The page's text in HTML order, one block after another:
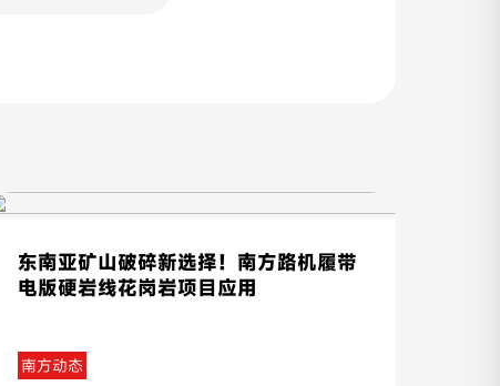
东南亚矿山破碎新选择！南方路机履带
电版硬岩线花岗岩项目应用
南方动态